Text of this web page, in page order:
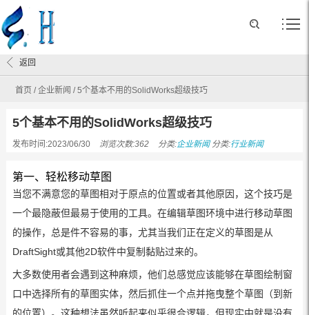
首页 /企业新闻 /5个基本不用的SolidWorks超级技巧
返回
5个基本不用的SolidWorks超级技巧
发布时间:2023/06/30 浏览次数:362 分类:企业新闻分类:行业新闻
第一、轻松移动草图
当您不满意您的草图相对于原点的位置或者其他原因，这个技巧是
一个最隐蔽但最易于使用的工具。在编辑草图环境中进行移动草图
的操作，总是件不容易的事，尤其当我们正在定义的草图是从
DraftSight或其他2D软件中复制黏贴过来的。
大多数使用者会遇到这种麻烦，他们总感觉应该能够在草图绘制窗
口中选择所有的草图实体，然后抓住一个点并拖曳整个草图（到新